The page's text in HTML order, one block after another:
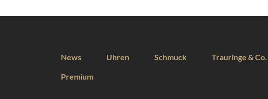
News Uhren Schmuck Trauringe & Co.
Premium